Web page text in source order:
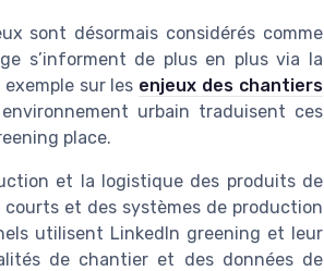
sont désormais considérés comme
s’informent de plus en plus via la
sur les enjeux des chantiers
urbain traduisent ces
place.
et la logistique des produits de
et des systèmes de production
utilisent LinkedIn greening et leur
de chantier et des données de